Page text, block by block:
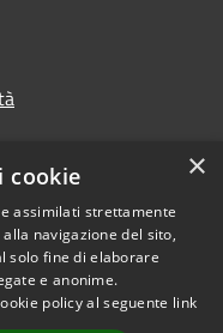
© 2026 • Comune di
Marsala • Powered by
×
cookie
assimilati strettamente
navigazione del sito,
solo fine di elaborare
e anonime.
policy al seguente link